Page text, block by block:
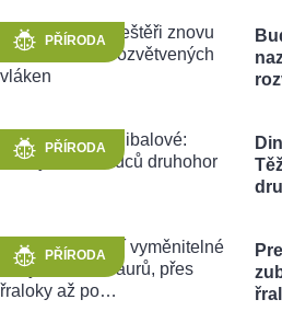
PŘÍRODA
PŘÍRODA
PŘÍRODA